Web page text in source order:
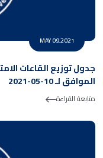
MAY 09,2021
جدول توزيع القاعات
الموافق لـ 10-05-2021
متابعة القراءة